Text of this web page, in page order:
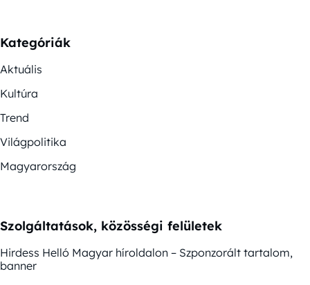
Kategóriák
Aktuális
Kultúra
Trend
Világpolitika
Magyarország
Szolgáltatások, közösségi felületek
Hirdess Helló Magyar híroldalon – Szponzorált tartalom,
banner